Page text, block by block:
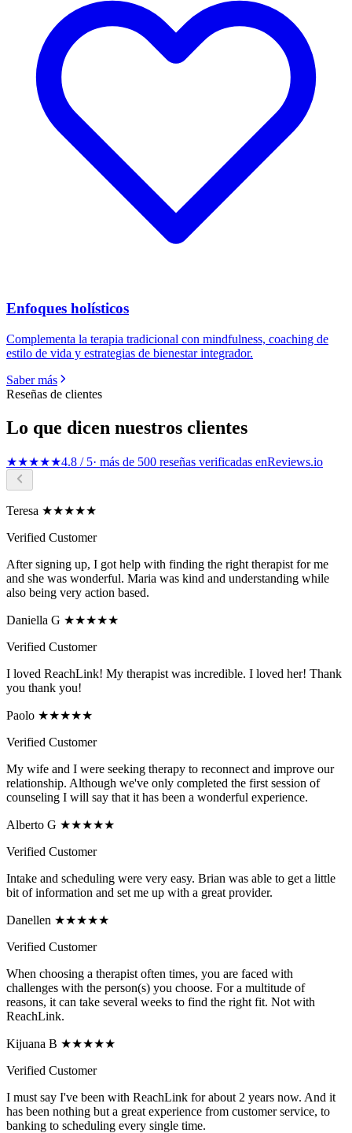
Enfoques holísticos
Complementa la terapia tradicional con mindfulness, coaching de
estilo de vida y estrategias de bienestar integrador.
Saber más
Reseñas de clientes
Lo que dicen nuestros clientes
★★★★★4.8 / 5· más de 500 reseñas verificadas enReviews.io
Teresa ★★★★★
Verified Customer
After signing up, I got help with finding the right therapist for me
and she was wonderful. Maria was kind and understanding while
also being very action based.
Daniella G ★★★★★
Verified Customer
I loved ReachLink! My therapist was incredible. I loved her! Thank
you thank you!
Paolo ★★★★★
Verified Customer
My wife and I were seeking therapy to reconnect and improve our
relationship. Although we've only completed the first session of
counseling I will say that it has been a wonderful experience.
Alberto G ★★★★★
Verified Customer
Intake and scheduling were very easy. Brian was able to get a little
bit of information and set me up with a great provider.
Danellen ★★★★★
Verified Customer
When choosing a therapist often times, you are faced with
challenges with the person(s) you choose. For a multitude of
reasons, it can take several weeks to find the right fit. Not with
ReachLink.
Kijuana B ★★★★★
Verified Customer
I must say I've been with ReachLink for about 2 years now. And it
has been nothing but a great experience from customer service, to
banking to scheduling every single time.